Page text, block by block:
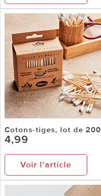
Cotons-tiges, lot de 200
4,99
Voir l’article